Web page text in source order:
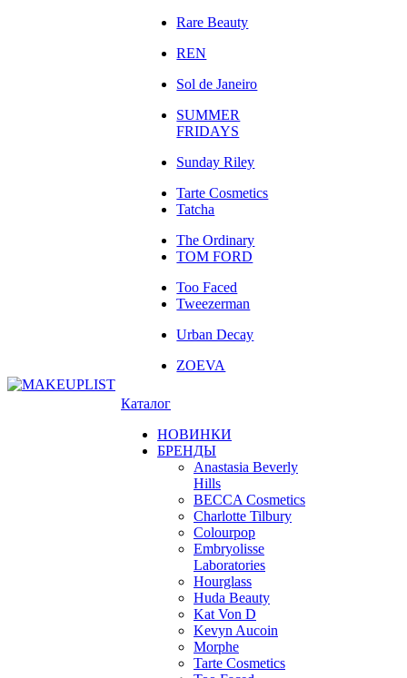
Rare Beauty
REN
Sol de Janeiro
SUMMER
FRIDAYS
Sunday Riley
Tarte Cosmetics
Tatcha
The Ordinary
TOM FORD
Too Faced
Tweezerman
Urban Decay
ZOEVA
Каталог
НОВИНКИ
БРЕНДЫ
Anastasia Beverly
Hills
BECCA Cosmetics
Charlotte Tilbury
Colourpop
Embryolisse
Laboratories
Hourglass
Huda Beauty
Kat Von D
Kevyn Aucoin
Morphe
Tarte Cosmetics